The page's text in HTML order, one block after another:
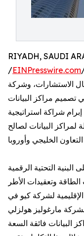
RIYADH, SAUDI
/EINPresswire.com
الاستشارات، وشركة
تصميم مراكز البيانات
شراكة استراتيجية
البيانات لصالح
التحتية الرقمية
الطاقة وتعقيدات الأطر
لشركة كيو في
لشركة مارغوليز هولزلي
فائقة السعة